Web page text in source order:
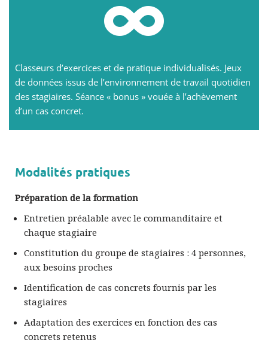
Classeurs d’exercices et de pratique individualisés. Jeux
de données issus de l’environnement de travail quotidien
des stagiaires. Séance « bonus » vouée à l’achèvement
d’un cas concret.
Modalités pratiques
Préparation de la formation
Entretien préalable avec le commanditaire et
chaque stagiaire
Constitution du groupe de stagiaires : 4 personnes,
aux besoins proches
Identification de cas concrets fournis par les
stagiaires
Adaptation des exercices en fonction des cas
concrets retenus